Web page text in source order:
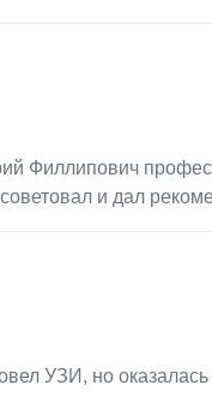
Филлипович
и дал
УЗИ, но